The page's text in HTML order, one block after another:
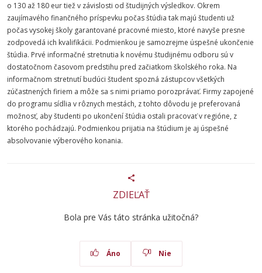
o 130 až 180 eur tiež v závislosti od študijných výsledkov. Okrem
zaujímavého finančného príspevku počas štúdia tak majú študenti už
počas vysokej školy garantované pracovné miesto, ktoré navyše presne
zodpovedá ich kvalifikácii. Podmienkou je samozrejme úspešné ukončenie
štúdia. Prvé informačné stretnutia k novému študijnému odboru sú v
dostatočnom časovom predstihu pred začiatkom školského roka. Na
informačnom stretnutí budúci študent spozná zástupcov všetkých
zúčastnených firiem a môže sa s nimi priamo porozprávať. Firmy zapojené
do programu sídlia v rôznych mestách, z tohto dôvodu je preferovaná
možnosť, aby študenti po ukončení štúdia ostali pracovať v regióne, z
ktorého pochádzajú. Podmienkou prijatia na štúdium je aj úspešné
absolvovanie výberového konania.
ZDIEĽAŤ
Bola pre Vás táto stránka užitočná?
Áno Nie